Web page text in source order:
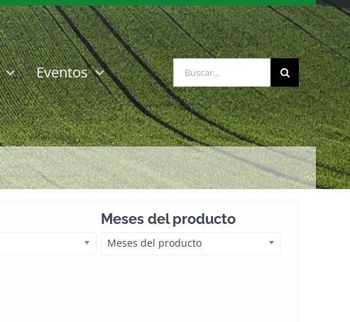
Eventos Buscar:
Meses del producto
Meses del producto